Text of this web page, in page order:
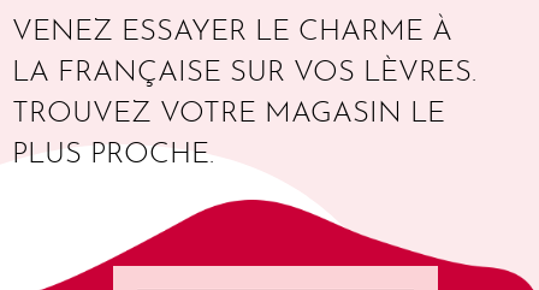
VENEZ ESSAYER LE CHARME À
LA FRANÇAISE SUR VOS LÈVRES.
TROUVEZ VOTRE MAGASIN LE
PLUS PROCHE.